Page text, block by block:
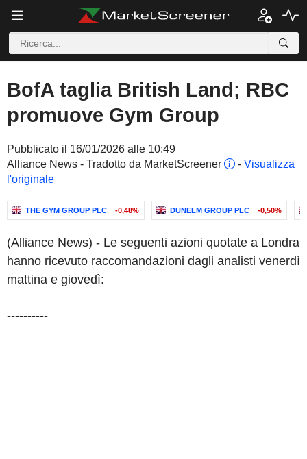
BofA taglia British Land; RBC
promuove Gym Group
Pubblicato il 16/01/2026 alle 10:49
Alliance News - Tradotto da MarketScreener
- Visualizza
l'originale
THE GYM GROUP PLC -0,48% DUNELM GROUP PLC -0,50%
(Alliance News) - Le seguenti azioni quotate a Londra
hanno ricevuto raccomandazioni dagli analisti venerdì
mattina e giovedì:
----------